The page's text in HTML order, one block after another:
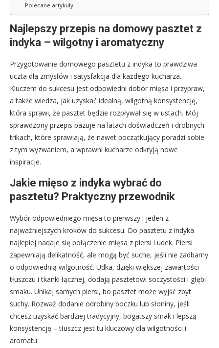
Polecane artykuły
Najlepszy przepis na domowy pasztet z
indyka – wilgotny i aromatyczny
Przygotowanie domowego pasztetu z indyka to prawdziwa
uczta dla zmysłów i satysfakcja dla każdego kucharza.
Kluczem do sukcesu jest odpowiedni dobór mięsa i przypraw,
a także wiedza, jak uzyskać idealną, wilgotną konsystencję,
która sprawi, że pasztet będzie rozpływał się w ustach. Mój
sprawdzony przepis bazuje na latach doświadczeń i drobnych
trikach, które sprawiają, że nawet początkujący poradzi sobie
z tym wyzwaniem, a wprawni kucharze odkryją nowe
inspiracje.
Jakie mięso z indyka wybrać do
pasztetu? Praktyczny przewodnik
Wybór odpowiedniego mięsa to pierwszy i jeden z
najważniejszych kroków do sukcesu. Do pasztetu z indyka
najlepiej nadaje się połączenie mięsa z piersi i udek. Piersi
zapewniają delikatność, ale mogą być suche, jeśli nie zadbamy
o odpowiednią wilgotność. Udka, dzięki większej zawartości
tłuszczu i tkanki łącznej, dodają pasztetowi soczystości i głębi
smaku. Unikaj samych piersi, bo pasztet może wyjść zbyt
suchy. Rozważ dodanie odrobiny boczku lub słoniny, jeśli
chcesz uzyskać bardziej tradycyjny, bogatszy smak i lepszą
konsystencję – tłuszcz jest tu kluczowy dla wilgotności i
aromatu.